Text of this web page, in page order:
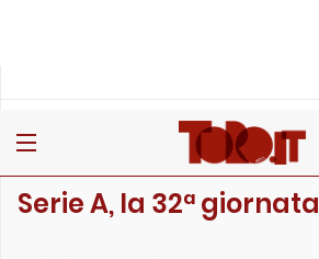
Serie A, la 32ª giornata